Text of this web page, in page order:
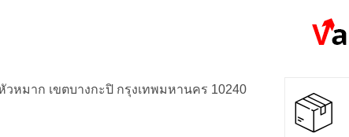
หมาก เขตบางกะปิ กรุงเทพมหานคร 10240